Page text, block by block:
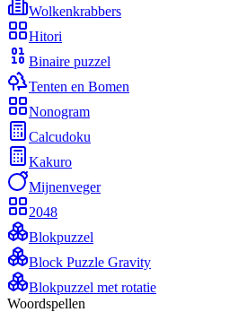
Wolkenkrabbers
Hitori
Binaire puzzel
Tenten en Bomen
Nonogram
Calcudoku
Kakuro
Mijnenveger
2048
Blokpuzzel
Block Puzzle Gravity
Blokpuzzel met rotatie
Woordspellen